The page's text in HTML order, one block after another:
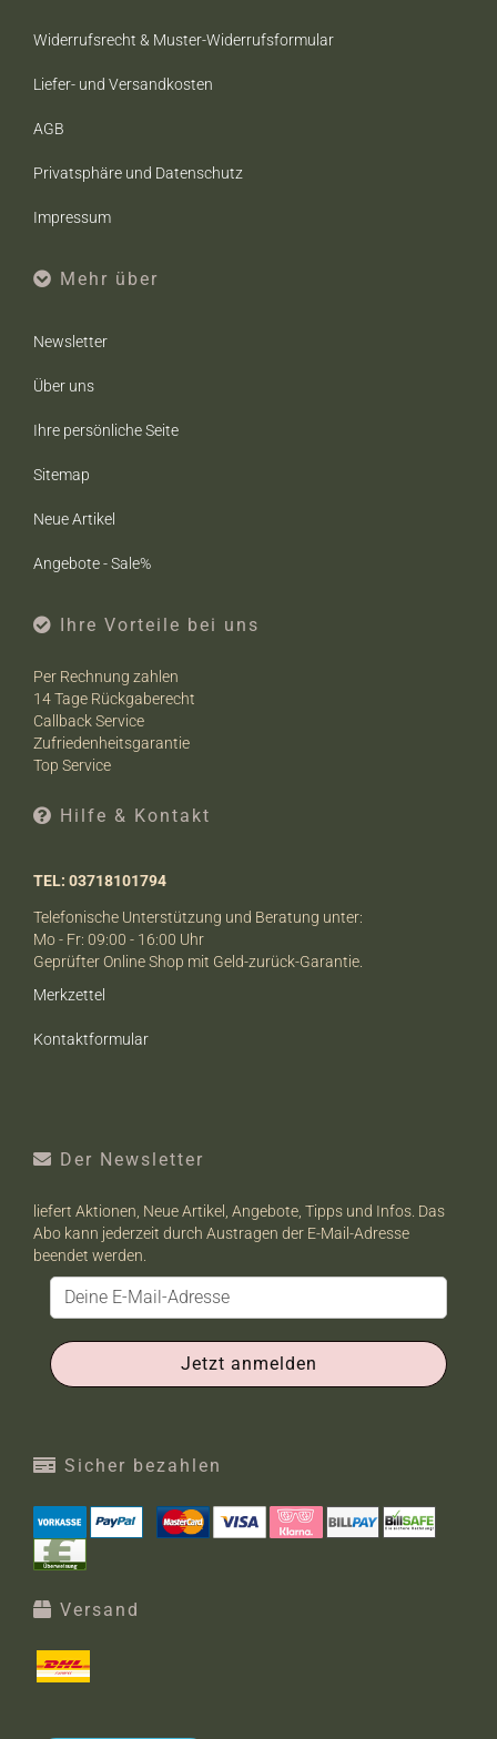
Widerrufsrecht & Muster-Widerrufsformular
Liefer- und Versandkosten
AGB
Privatsphäre und Datenschutz
Impressum
Mehr über
Newsletter
Über uns
Ihre persönliche Seite
Sitemap
Neue Artikel
Angebote - Sale%
Ihre Vorteile bei uns
Per Rechnung zahlen
14 Tage Rückgaberecht
Callback Service
Zufriedenheitsgarantie
Top Service
Hilfe & Kontakt
TEL: 03718101794
Telefonische Unterstützung und Beratung unter:
Mo - Fr: 09:00 - 16:00 Uhr
Geprüfter Online Shop mit Geld-zurück-Garantie.
Merkzettel
Kontaktformular
Der Newsletter
liefert Aktionen, Neue Artikel, Angebote, Tipps und Infos. Das
Abo kann jederzeit durch Austragen der E-Mail-Adresse
beendet werden.
Sicher bezahlen
Versand